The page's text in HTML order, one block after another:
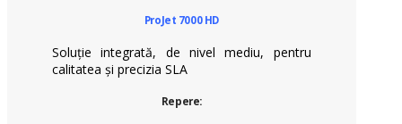
ProJet 7000 HD
Soluție integrată, de nivel mediu, pentru
calitatea și precizia SLA
Repere: